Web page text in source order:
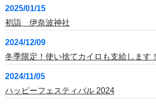
2025/01/15
初詣 伊奈波神社
2024/12/09
冬季限定！使い捨てカイロも支給します！
2024/11/05
ハッピーフェスティバル 2024